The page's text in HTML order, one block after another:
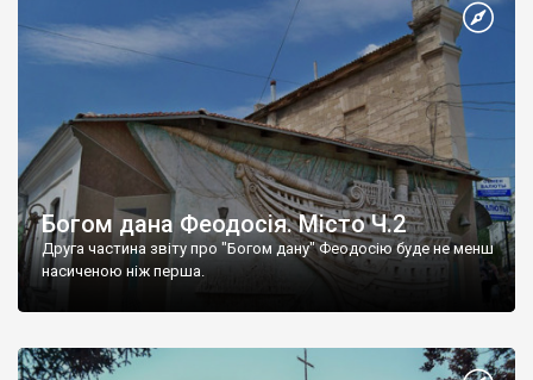
Богом дана Феодосія. Місто Ч.2
Друга частина звіту про "Богом дану" Феодосію буде не менш
насиченою ніж перша.